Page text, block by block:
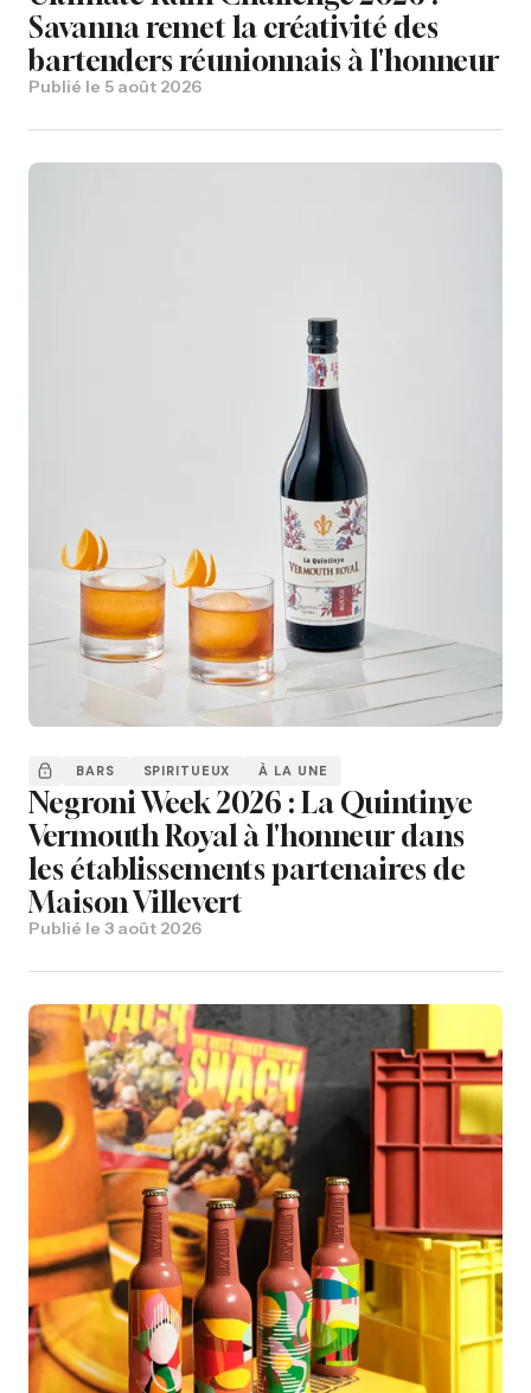
Savanna remet la créativité des
bartenders réunionnais à l'honneur
Publié le 5 août 2026
BARS SPIRITUEUX À LA UNE
Negroni Week 2026 : La Quintinye
Vermouth Royal à l'honneur dans
les établissements partenaires de
Maison Villevert
Publié le 3 août 2026